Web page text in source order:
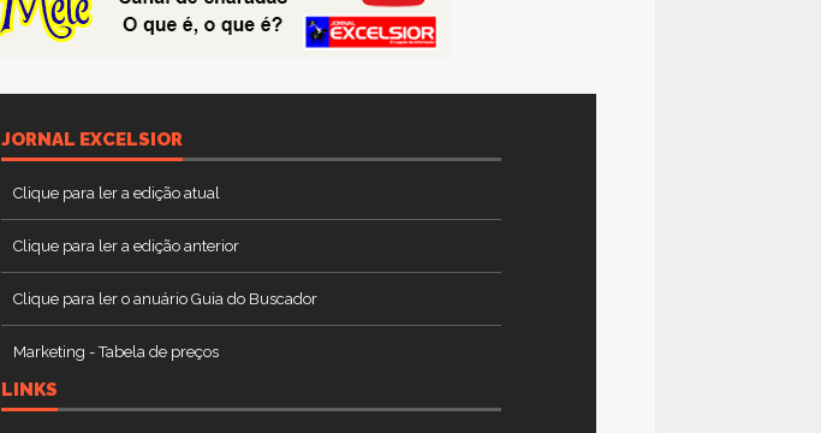
JORNAL EXCELSIOR
Clique para ler a edição atual
Clique para ler a edição anterior
Clique para ler o anuário Guia do Buscador
Marketing - Tabela de preços
LINKS